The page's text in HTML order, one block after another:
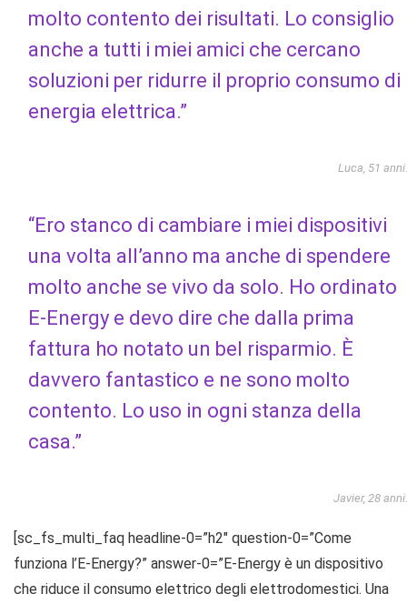
molto contento dei risultati. Lo consiglio
anche a tutti i miei amici che cercano
soluzioni per ridurre il proprio consumo di
energia elettrica.”
Luca, 51 anni.
“Ero stanco di cambiare i miei dispositivi
una volta all’anno ma anche di spendere
molto anche se vivo da solo. Ho ordinato
E-Energy e devo dire che dalla prima
fattura ho notato un bel risparmio. È
davvero fantastico e ne sono molto
contento. Lo uso in ogni stanza della
casa.”
Javier, 28 anni.
[sc_fs_multi_faq headline-0=”h2″ question-0=”Come
funziona l’E-Energy?” answer-0=”E-Energy è un dispositivo
che riduce il consumo elettrico degli elettrodomestici. Una